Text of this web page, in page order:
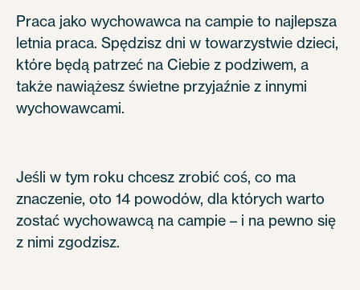
Praca jako wychowawca na campie to najlepsza
letnia praca. Spędzisz dni w towarzystwie dzieci,
które będą patrzeć na Ciebie z podziwem, a
także nawiążesz świetne przyjaźnie z innymi
wychowawcami.
Jeśli w tym roku chcesz zrobić coś, co ma
znaczenie, oto 14 powodów, dla których warto
zostać wychowawcą na campie – i na pewno się
z nimi zgodzisz.